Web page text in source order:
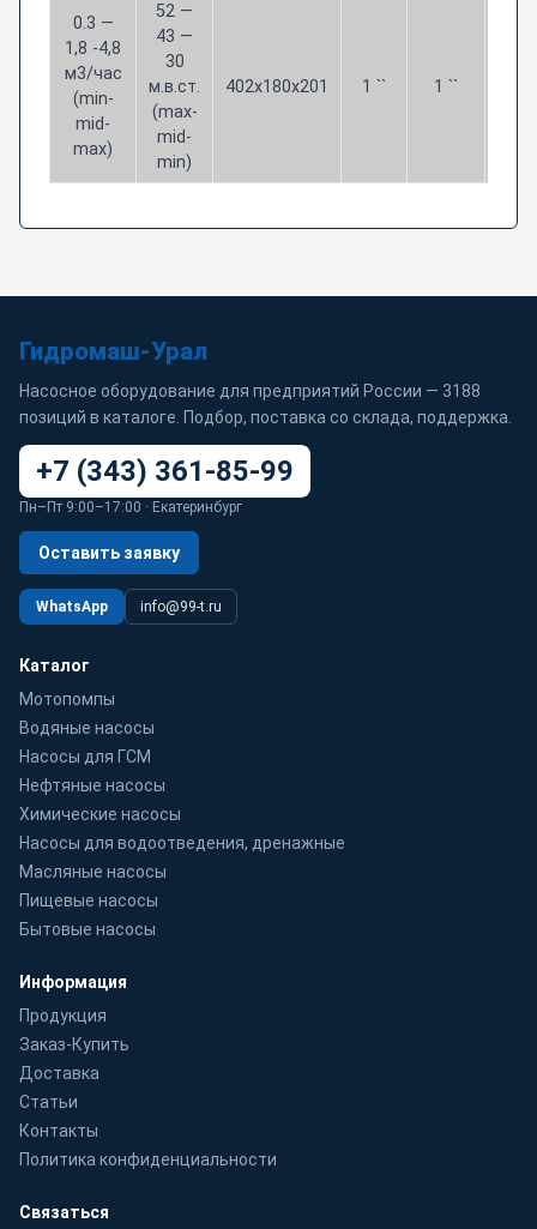
0.3 —
1,8 -4,8
м3/час
(min-
mid-
max)
52 —
43 —
30
м.в.ст.
(max-
mid-
min)
402х180х201 1 `` 1 ``
Гидромаш-Урал
Насосное оборудование для предприятий России — 3188
позиций в каталоге. Подбор, поставка со склада, поддержка.
+7 (343) 361-85-99
Пн–Пт 9:00–17:00 · Екатеринбург
Оставить заявку
WhatsApp info@99-t.ru
Каталог
Мотопомпы
Водяные насосы
Насосы для ГСМ
Нефтяные насосы
Химические насосы
Насосы для водоотведения, дренажные
Масляные насосы
Пищевые насосы
Бытовые насосы
Информация
Продукция
Заказ-Купить
Доставка
Статьи
Контакты
Политика конфиденциальности
Связаться